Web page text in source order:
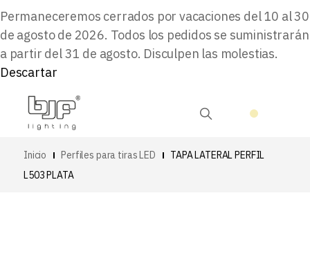
Permaneceremos cerrados por vacaciones del 10 al 30
de agosto de 2026. Todos los pedidos se suministrarán
a partir del 31 de agosto. Disculpen las molestias.
Descartar
Inicio Perfiles para tiras LED
TAPA LATERAL PERFIL
L503 PLATA